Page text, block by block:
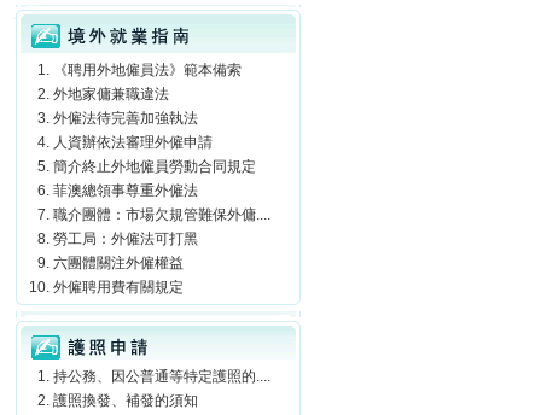
境外就業指南
《聘用外地僱員法》範本備索
外地家傭兼職違法
外僱法待完善加強執法
人資辦依法審理外僱申請
簡介終止外地僱員勞動合同規定
菲澳總領事尊重外僱法
職介團體：市場欠規管難保外傭....
勞工局：外僱法可打黑
六團體關注外僱權益
外僱聘用費有關規定
護照申請
持公務、因公普通等特定護照的....
護照換發、補發的須知